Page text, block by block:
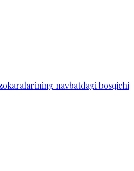
navbatdagi bosqichi